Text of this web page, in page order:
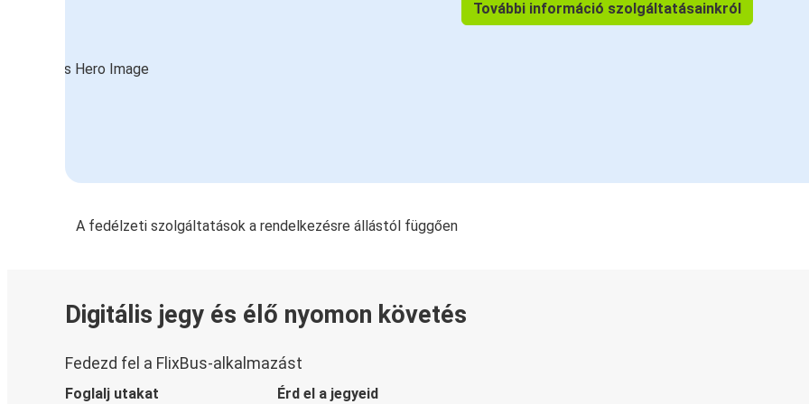
További információ szolgáltatásainkról
A fedélzeti szolgáltatások a rendelkezésre állástól függően
Digitális jegy és élő nyomon követés
Fedezd fel a FlixBus-alkalmazást
Foglalj utakat Érd el a jegyeid